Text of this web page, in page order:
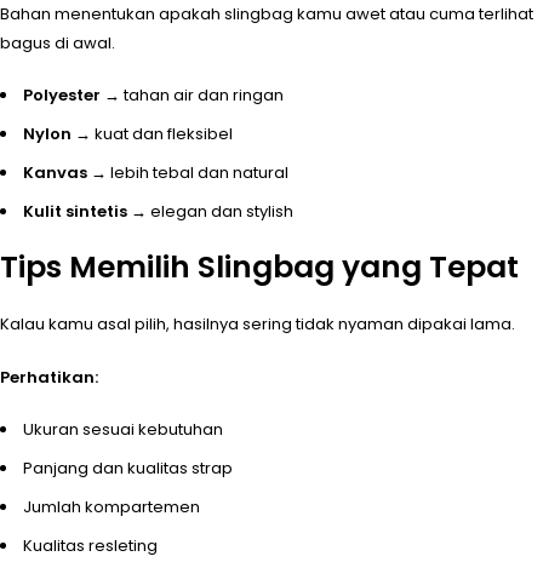
Bahan menentukan apakah slingbag kamu awet atau cuma terlihat
bagus di awal.
Polyester → tahan air dan ringan
Nylon → kuat dan fleksibel
Kanvas → lebih tebal dan natural
Kulit sintetis → elegan dan stylish
Tips Memilih Slingbag yang Tepat
Kalau kamu asal pilih, hasilnya sering tidak nyaman dipakai lama.
Perhatikan:
Ukuran sesuai kebutuhan
Panjang dan kualitas strap
Jumlah kompartemen
Kualitas resleting